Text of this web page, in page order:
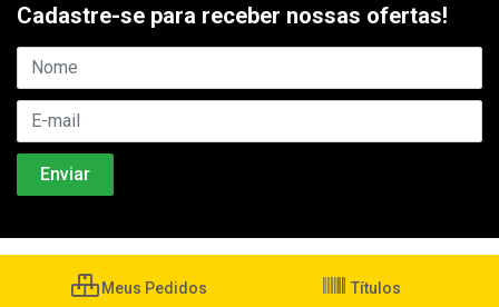
Cadastre-se para receber nossas ofertas!
Meus Pedidos Títulos